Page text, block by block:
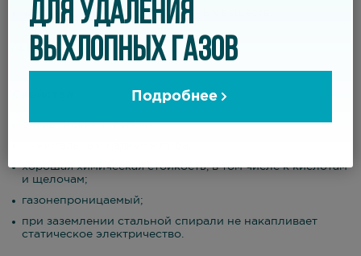
удаление химически агрессивных веществ.
очень гибкий и легкий;
хорошая химическая стойкость, в том числе к кислотам
и щелочам;
газонепроницаемый;
при заземлении стальной спирали не накапливает
статическое электричество.
ДЛЯ УДАЛЕНИЯ
ВЫХЛОПНЫХ ГАЗОВ
Подробнее